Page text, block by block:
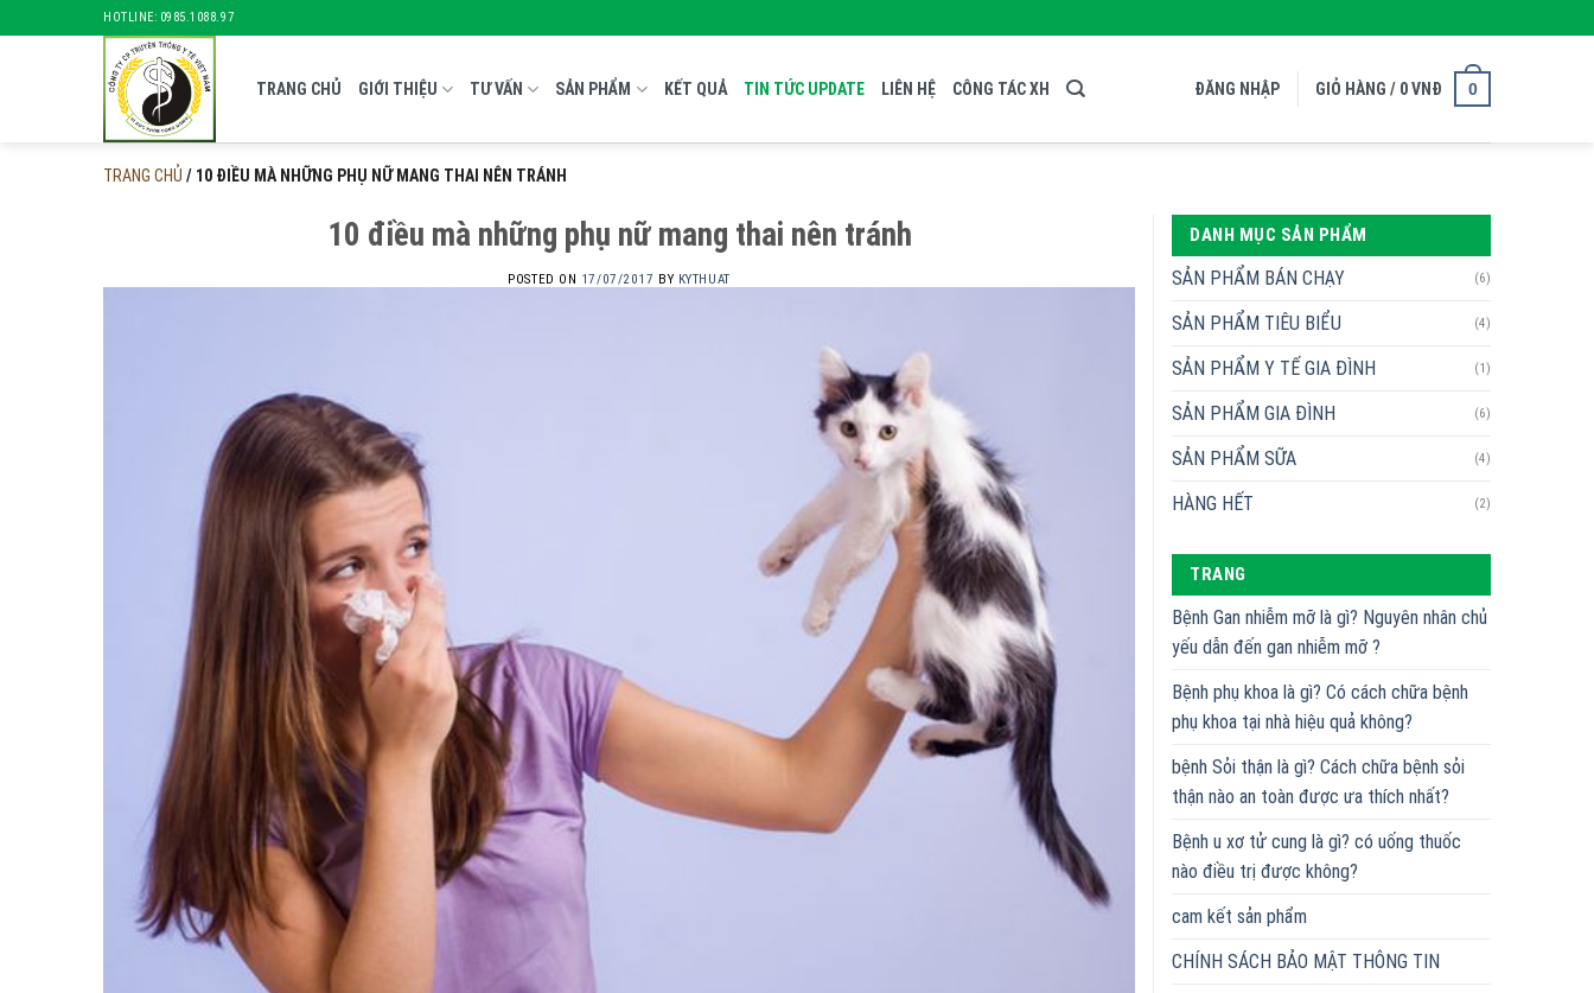
HOTLINE: 0985.1088.97
TRANG CHỦ GIỚI THIỆU TƯ VẤN SẢN PHẨM KẾT QUẢ TIN TỨC UPDATE LIÊN HỆ CÔNG TÁC XH ĐĂNG NHẬP GIỎ HÀNG / 0VNĐ 0
TRANG CHỦ / 10 ĐIỀU MÀ NHỮNG PHỤ NỮ MANG THAI NÊN TRÁNH
10 điều mà những phụ nữ mang thai nên tránh
POSTED ON 17/07/2017 BY KYTHUAT
DANH MỤC SẢN PHẨM
SẢN PHẨM BÁN CHẠY (6)
SẢN PHẨM TIÊU BIỂU (4)
SẢN PHẨM Y TẾ GIA ĐÌNH (1)
SẢN PHẨM GIA ĐÌNH (6)
SẢN PHẨM SỮA (4)
HÀNG HẾT (2)
TRANG
Bệnh Gan nhiễm mỡ là gì? Nguyên nhân chủ
yếu dẫn đến gan nhiễm mỡ ?
Bệnh phụ khoa là gì? Có cách chữa bệnh
phụ khoa tại nhà hiệu quả không?
bệnh Sỏi thận là gì? Cách chữa bệnh sỏi
thận nào an toàn được ưa thích nhất?
Bệnh u xơ tử cung là gì? có uống thuốc
nào điều trị được không?
cam kết sản phẩm
CHÍNH SÁCH BẢO MẬT THÔNG TIN